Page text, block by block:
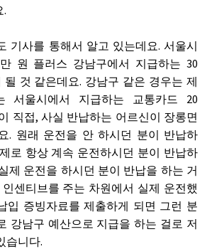
.
기사를 통해서 알고 있는데요. 서울시
원 플러스 강남구에서 지급하는 30
될 것 같은데요. 강남구 같은 경우는 제
서울시에서 지급하는 교통카드 20
직접, 사실 반납하는 어르신이 장롱면
. 원래 운전을 안 하시던 분이 반납하
로 항상 계속 운전하시던 분이 반납하
제 운전을 하시던 분이 반납을 하는 거
센티브를 주는 차원에서 실제 운전했
입 증빙자료를 제출하게 되면 그런 분
강남구 예산으로 지급을 하는 걸로 저
습니다.